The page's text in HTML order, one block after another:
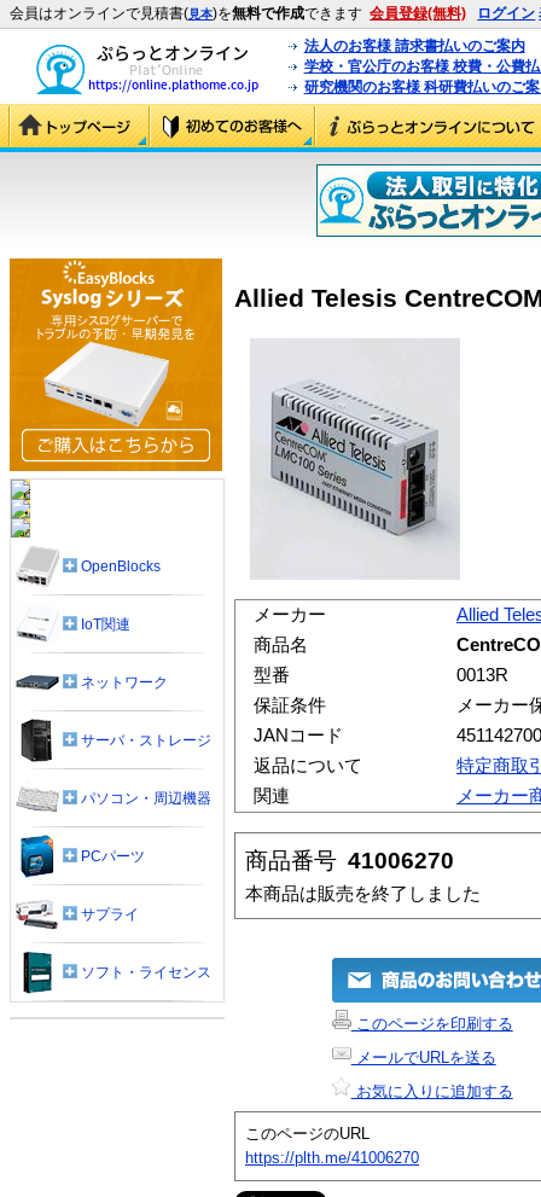
会員はオンラインで見積書(見本)を無料で作成できます 会員登録(無料) ログイン
法人のお客様 請求書払いのご案内
学校・官公庁のお客様 校費・公費
研究機関のお客様 科研費払いのご
Allied Telesis
メーカー
Allied
商品名
型番
0013R
保証条件
メーカー
JANコード
返品について
特定商取
関連
メーカー
商品番号 41006270
本商品は販売を終了しました
このページを印刷する
メールでURLを送る
お気に入りに追加する
このページのURL
https://plth.me/41006270
OpenBlocks
IoT関連
ネットワーク
サーバ・ストレージ
パソコン・周辺機器
PCパーツ
サプライ
ソフト・ライセンス